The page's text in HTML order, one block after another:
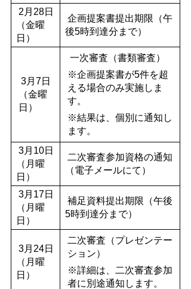
2月28日
（金曜
日）
企画提案書提出期限（午
後5時到達分まで）
3月7日
（金曜
日）
一次審査（書類審査）
※企画提案書が5件を超
える場合のみ実施しま
す。
※結果は、個別に通知し
ます。
3月10日
（月曜
日）
二次審査参加資格の通知
（電子メールにて）
3月17日
（月曜
日）
補足資料提出期限（午後
5時到達分まで）
3月24日
（月曜
日）
二次審査（プレゼンテー
ション）
※詳細は、二次審査参加
者に別途通知します。